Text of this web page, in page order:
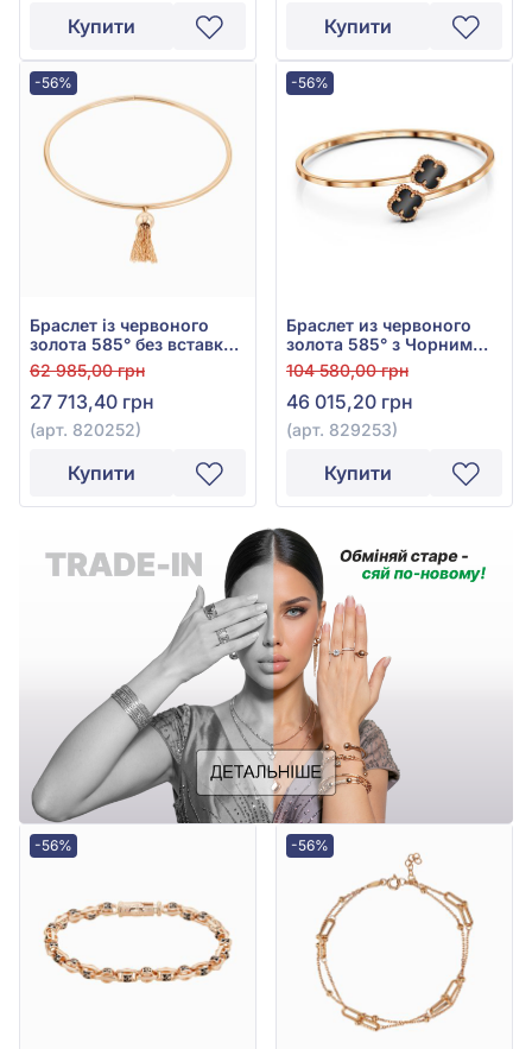
Купити Купити
-56%
Браслет із червоного
золота 585° без вставки,
арт. 820252
62 985,00 грн
27 713,40 грн
(арт. 820252)
Купити
-56%
Браслет из червоного
золота 585° з Чорним
Агатом, арт. 829253
104 580,00 грн
46 015,20 грн
(арт. 829253)
Купити
-56% -56%